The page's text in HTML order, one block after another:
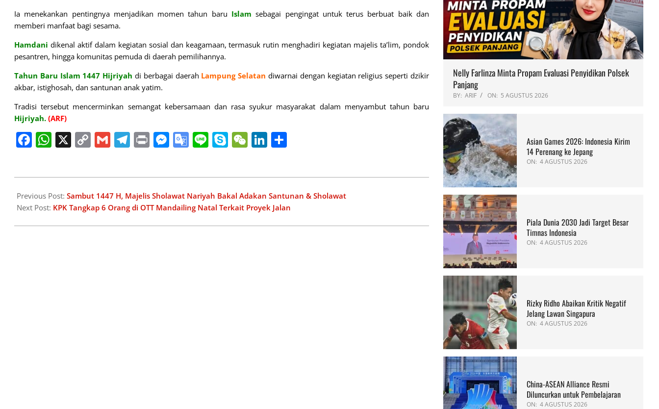
Ia menekankan pentingnya menjadikan momen tahun baru Islam sebagai pengingat untuk terus berbuat baik dan
memberi manfaat bagi sesama.
Hamdani dikenal aktif dalam kegiatan sosial dan keagamaan, termasuk rutin menghadiri kegiatan majelis ta’lim, pondok
pesantren, hingga komunitas pemuda di daerah pemilihannya.
Tahun Baru Islam 1447 Hijriyah di berbagai daerah Lampung Selatan diwarnai dengan kegiatan religius seperti dzikir
akbar, istighosah, dan santunan anak yatim.
Tradisi tersebut mencerminkan semangat kebersamaan dan rasa syukur masyarakat dalam menyambut tahun baru
Hijriyah. (ARF)
Facebook
WhatsApp
X CopyGmailTelegram
PrintMessenger
Google
LineSkypeWeChat
LinkedIn
06-
27
Previous Post: Sambut 1447 H, Majelis Sholawat Nariyah Bakal Adakan Santunan & Sholawat
Next Post: KPK Tangkap 6 Orang di OTT Mandailing Natal Terkait Proyek Jalan
Nelly Farlinza Minta Propam Evaluasi Penyidikan Polsek
Panjang
BY: ARIF ON: 5 AGUSTUS 2026
Asian Games 2026: Indonesia Kirim
14 Perenang ke Jepang
ON: 4 AGUSTUS 2026
Piala Dunia 2030 Jadi Target Besar
Timnas Indonesia
ON: 4 AGUSTUS 2026
Rizky Ridho Abaikan Kritik Negatif
Jelang Lawan Singapura
ON: 4 AGUSTUS 2026
China-ASEAN Alliance Resmi
Diluncurkan untuk Pembelajaran
ON: 4 AGUSTUS 2026